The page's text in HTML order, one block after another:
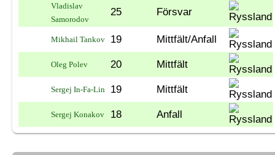
Vladislav
Samorodov
25 Försvar
Mikhail Tankov 19 Mittfält/Anfall
Oleg Polev 20 Mittfält
Sergej In-Fa-Lin 19 Mittfält
Sergej Konakov 18 Anfall